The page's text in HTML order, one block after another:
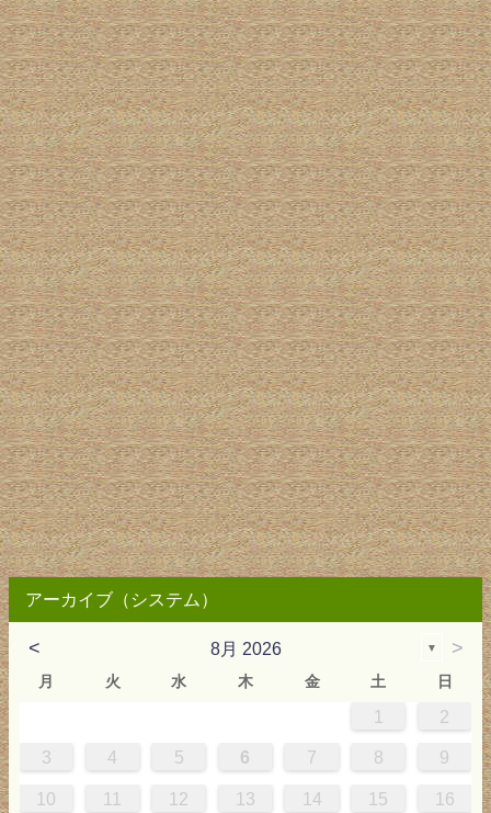
アーカイブ（システム）
< 8月 2026 ▼ >
月 火 水 木 金 土 日
1 2
3 4 5 6 7 8 9
10 11 12 13 14 15 16